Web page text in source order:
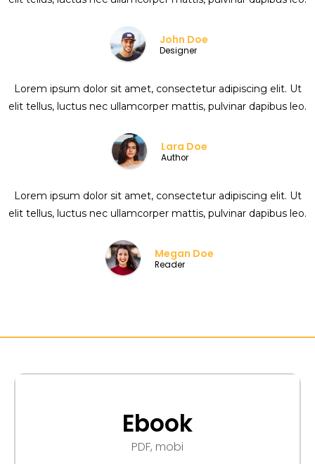
John Doe
Designer
Lorem ipsum dolor sit amet, consectetur adipiscing elit. Ut
elit tellus, luctus nec ullamcorper mattis, pulvinar dapibus leo.
Lara Doe
Author
Lorem ipsum dolor sit amet, consectetur adipiscing elit. Ut
elit tellus, luctus nec ullamcorper mattis, pulvinar dapibus leo.
Megan Doe
Reader
Ebook
PDF, mobi